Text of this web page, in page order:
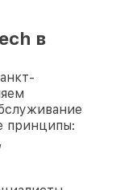
в
принципы: